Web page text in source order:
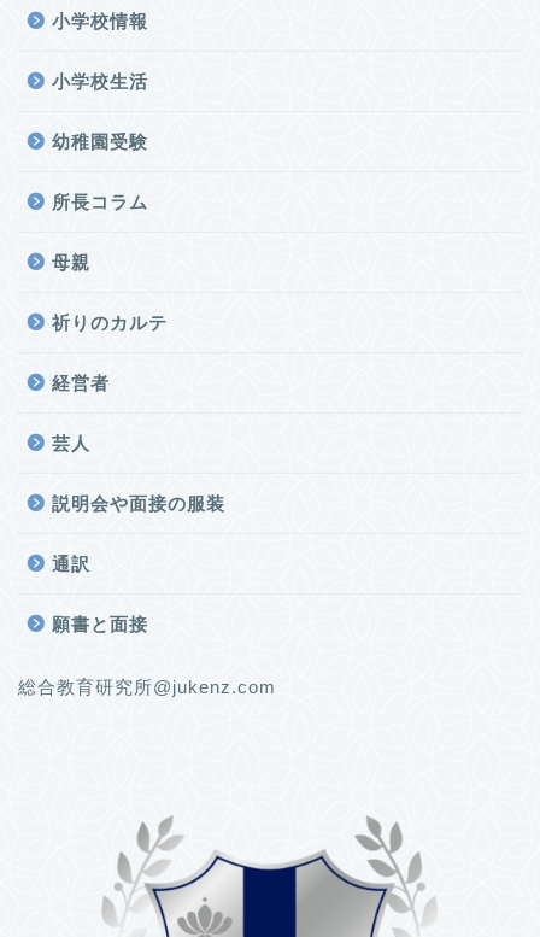
小学校情報
小学校生活
幼稚園受験
所長コラム
母親
祈りのカルテ
経営者
芸人
説明会や面接の服装
通訳
願書と面接
総合教育研究所@jukenz.com